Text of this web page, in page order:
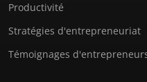
Productivité
Stratégies d'entrepreneuriat
Témoignages